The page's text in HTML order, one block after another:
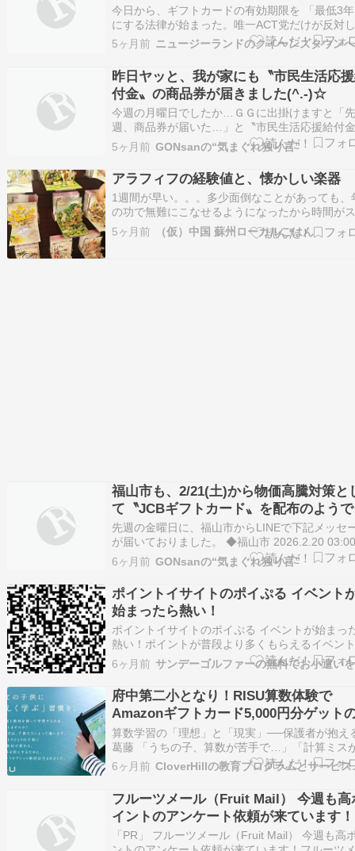
今日から、ギフトカードの有効期限を 「最低3
にする法律が始まった。唯一ACT党だけが反対
んだって。これまでは1年とか短いのが多くて、
では毎年1,000万ドル分（約9億円！）も使い切
に消えてたらしい.これ日本じゃあり得ない話だ
ね。 忘れる自分が悪いだろう！！！な…
5ヶ月前
昨日ヤッと、我が家にも〝市民生活応
付金〟の商品券が届きました(^.-)☆
今週の月曜日でしたか…ＧＧに出掛けますと「先
週、商品券が届いた…」と〝市民生活応援給付
が話題となっておりまして、「うん、うん、ウ
も来てた…」と盛り上がっておりました。 そん
話が洩れ聞こえて来ましたけど、我が家には未
いておりません(^-^; さては、我が家にも届い…
5ヶ月前 GONsanの“気まぐれ独り言”
アラフィフの経験値と、懐かしい楽器
1週間が早い。。。多少面倒なことがあっても、
の功で無難にこなせるようになったから時間が
ーズに過ぎていっているんだ、と言われると確
まぁそうか、と納得する。アラフィフになると
5ヶ月前 （仮）中国 蘇州ローカルごはん
福山市も、2/21(土)から物価高騰対策と
て〝JCBギフトカード〟を配布のよう
ネ(^.-)☆
先週の金曜日に、福山市からLINEで下記メッセ
が届いておりました。 ◆福山市 2026.2.20
曜日 商品券(JCBギフトカード)を2/21(土)から順
送付します！ ふん、ふん、福山市も、2/21(土)
物価高騰対策として〝JCBギフトカード〟を配
よ…
6ヶ月前 GONsanの“気まぐれ独り言”
ポイントイサイトのポイぷる イベント
始まったら熱い！
ポイントイサイトのポイぷる イベントが始まっ
熱い！ポイントが普段より多くもらえるイベン
始まったら熱いです！イベントで一気にポイン
稼いで下さいね♪ポイぷるとは？スマートフォン
のポイントサイトです。毎日ログインするだけ
イントが貰え、その他にはゲームやショッピン
で…
6ヶ月前
府中第二小となり！RISU算数体験で
Amazonギフトカード5,000円分ゲット
ャンス｜府中市の教育複合施設
算数学習の「理想」と「現実」──保護者が抱え
葛藤 「うちの子、算数が苦手で…」「計算ミス
くて、テストのたびにもったいないと思ってしま
う」「学校の授業についていけているのか心配」
──府中市内の小学生を持つ保護者の皆さまから
こうした声を数多くお聞きします。 算数は積み
の…
6ヶ月前
フルーツメール（Fruit Mail） 今週も高
イントのアンケート依頼が来ています！
「PR」 フルーツメール（Fruit Mail） 今週も高